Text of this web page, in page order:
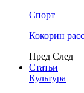
Спорт
Кокорин
Пред След
Статьи
Культура